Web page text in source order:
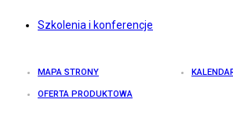
Szkolenia i konferencje
MAPA STRONY
OFERTA PRODUKTOWA